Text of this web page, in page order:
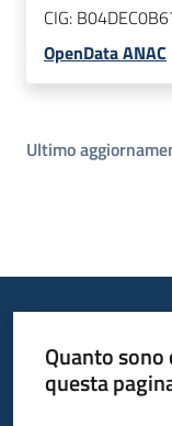
CIG:
OpenData ANAC
Ultimo
Quanto
questa